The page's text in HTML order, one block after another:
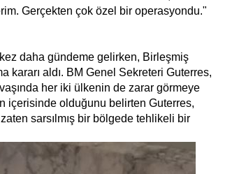
Gerçekten çok özel bir operasyondu."
kez daha gündeme gelirken, Birleşmiş
kararı aldı. BM Genel Sekreteri Guterres,
her iki ülkenin de zarar görmeye
içerisinde olduğunu belirten Guterres,
sarsılmış bir bölgede tehlikeli bir